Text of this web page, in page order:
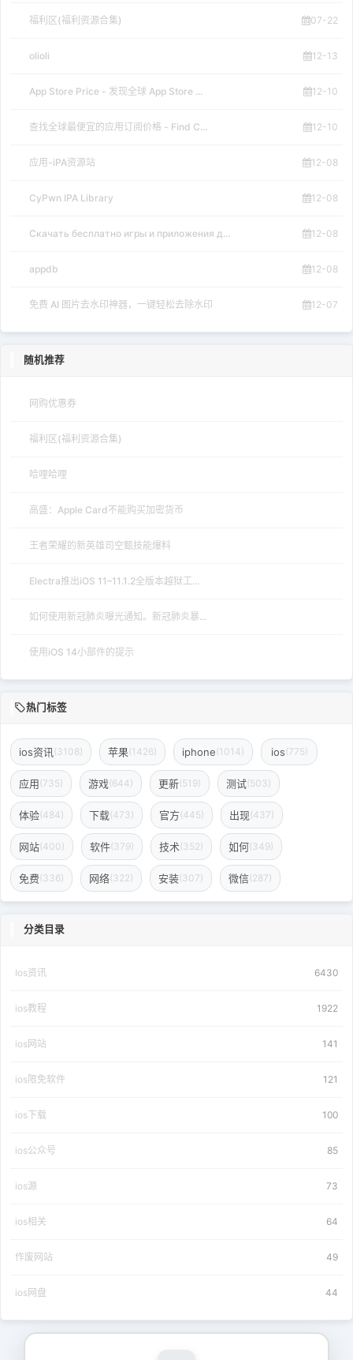
福利区(福利资源合集) 07-22
olioli 12-13
App Store Price - 发现全球 App Store ... 12-10
查找全球最便宜的应用订阅价格 - Find C... 12-10
应用-iPA资源站 12-08
CyPwn IPA Library 12-08
Скачать бесплатно игры и приложения д... 12-08
appdb 12-08
免费 AI 图片去水印神器，一键轻松去除水印 12-07
随机推荐
网购优惠券
福利区(福利资源合集)
哈哩哈哩
高盛：Apple Card不能购买加密货币
王者荣耀的新英雄司空甄技能爆料
Electra推出iOS 11–11.1.2全版本越狱工...
如何使用新冠肺炎曝光通知。新冠肺炎暴...
使用iOS 14小部件的提示
热门标签
ios资讯 (3108) 苹果(1426) iphone(1014) ios(775)
应用(735) 游戏(644) 更新(519) 测试(503)
体验(484) 下载(473) 官方(445) 出现(437)
网站(400) 软件(379) 技术(352) 如何(349)
免费(336) 网络(322) 安装(307) 微信(287)
分类目录
Ios资讯 6430
ios教程 1922
ios网站 141
ios限免软件 121
ios下载 100
ios公众号 85
ios源 73
ios相关 64
作废网站 49
ios网盘 44